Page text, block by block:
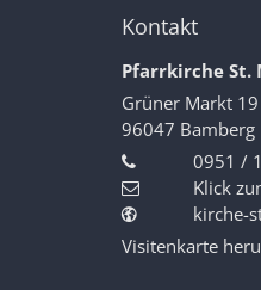
Kontakt
Pfarrkirche St.
Grüner Markt 19
96047 Bamberg
0951 /
Klick
kirche-
Visitenkarte